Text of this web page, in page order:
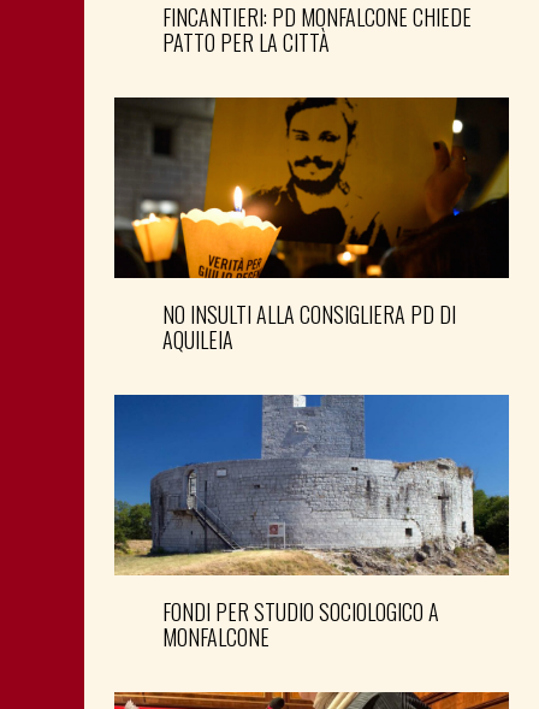
FINCANTIERI: PD MONFALCONE CHIEDE
PATTO PER LA CITTÀ
NO INSULTI ALLA CONSIGLIERA PD DI
AQUILEIA
FONDI PER STUDIO SOCIOLOGICO A
MONFALCONE